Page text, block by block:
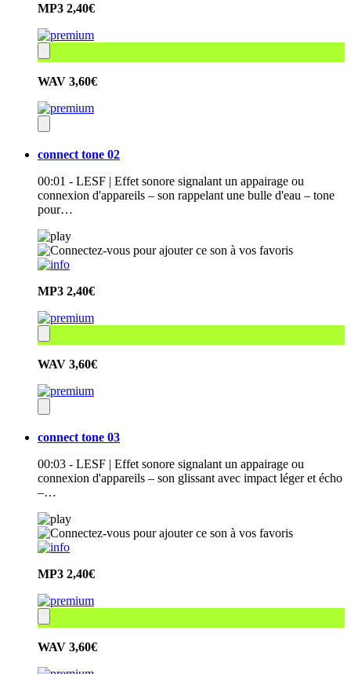
MP3 2,40€
WAV 3,60€
connect tone 02
00:01 - LESF | Effet sonore signalant un appairage ou
connexion d'appareils – son rappelant une bulle d'eau – tone
pour…
MP3 2,40€
WAV 3,60€
connect tone 03
00:03 - LESF | Effet sonore signalant un appairage ou
connexion d'appareils – son glissant avec impact léger et écho
–…
MP3 2,40€
WAV 3,60€